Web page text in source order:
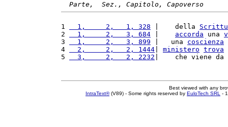
Parte,  Sez., Capitolo, Capoverso
1
  1,     2,   1, 328
|    della
2
  1,     2,   3, 684
accorda una
3
  1,     2,   3, 899
|   una coscienza
4
  2,     2,   2, 1444
ministero trova
5
  3,     2,   2, 2232
|    che viene da
Best viewed with any
IntraText®(V89) - Some rights reserved by EuloTech SRL -